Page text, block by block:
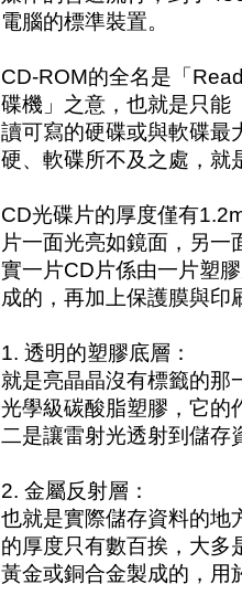
電腦的標準裝置。
CD-ROM的全名是「
碟機」之意，也就是只能
讀可寫的硬碟或與軟碟最
硬、軟碟所不及之處，就
CD光碟片的厚度僅有
片一面光亮如鏡面，另
實一片CD片係由一片塑
成的，再加上保護膜與印
1. 透明的塑膠底層：
就是亮晶晶沒有標籤的那
光學級碳酸脂塑膠，它的
二是讓雷射光透射到儲存
2. 金屬反射層：
也就是實際儲存資料的地
的厚度只有數百挨，大多
黃金或銅合金製成的，用